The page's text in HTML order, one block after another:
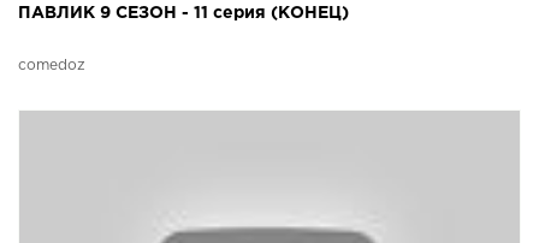
ПАВЛИК 9 СЕЗОН - 11 серия (КОНЕЦ)
comedoz